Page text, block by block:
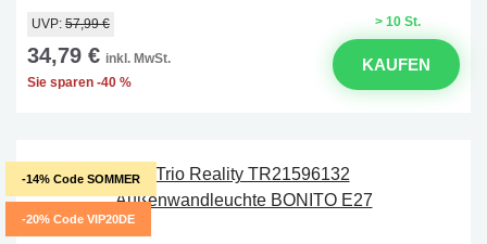
> 10 St.
UVP: 57,99 €
34,79 € inkl. MwSt.
Sie sparen -40 %
KAUFEN
-14% Code SOMMER
-20% Code VIP20DE